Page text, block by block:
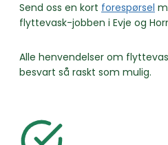
Send oss en kort forespørsel
flyttevask-jobben i Evje og
Alle henvendelser om
besvart så raskt som mulig.